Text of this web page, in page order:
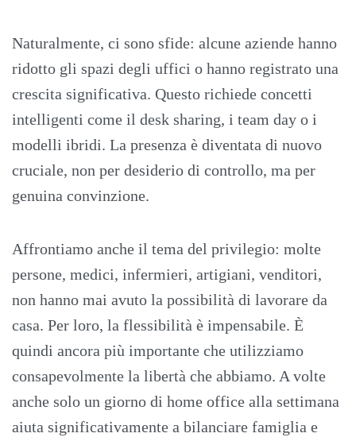
Naturalmente, ci sono sfide: alcune aziende hanno
ridotto gli spazi degli uffici o hanno registrato una
crescita significativa. Questo richiede concetti
intelligenti come il desk sharing, i team day o i
modelli ibridi. La presenza è diventata di nuovo
cruciale, non per desiderio di controllo, ma per
genuina convinzione.
Affrontiamo anche il tema del privilegio: molte
persone, medici, infermieri, artigiani, venditori,
non hanno mai avuto la possibilità di lavorare da
casa. Per loro, la flessibilità è impensabile. È
quindi ancora più importante che utilizziamo
consapevolmente la libertà che abbiamo. A volte
anche solo un giorno di home office alla settimana
aiuta significativamente a bilanciare famiglia e